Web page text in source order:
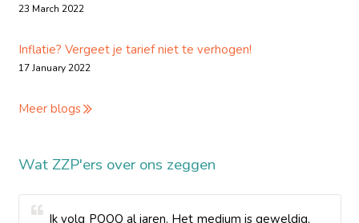
23 March 2022
Inflatie? Vergeet je tarief niet te verhogen!
17 January 2022
Meer blogs
Wat ZZP'ers over ons zeggen
Ik volg POOQ al jaren. Het medium is geweldig,